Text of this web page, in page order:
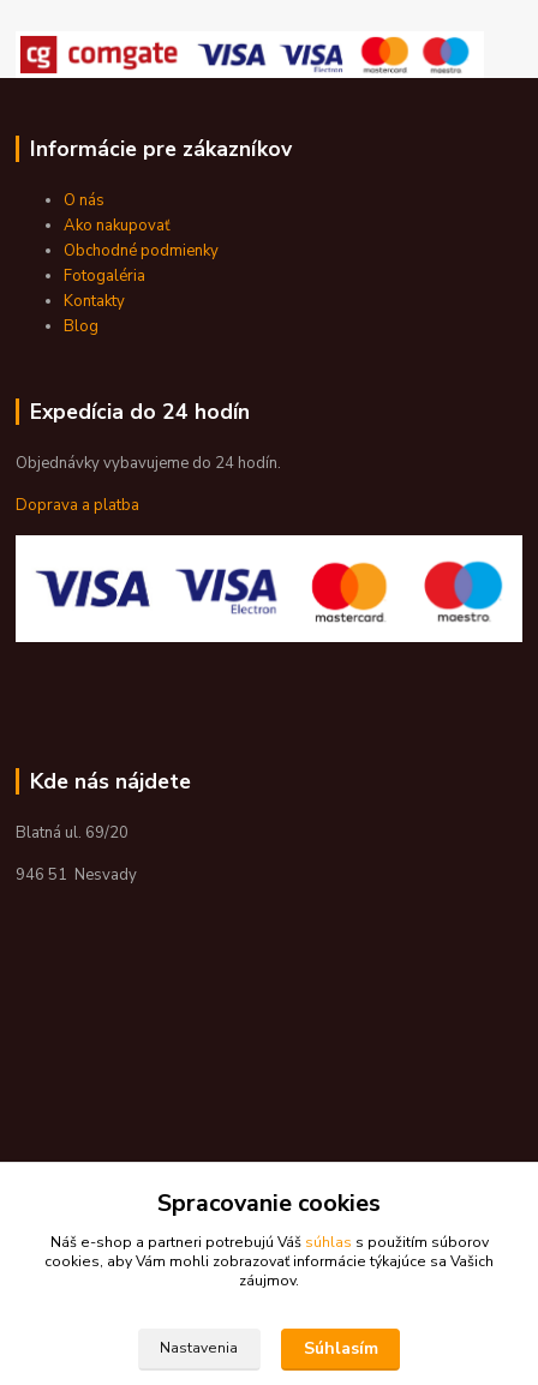
Informácie pre zákazníkov
O nás
Ako nakupovať
Obchodné podmienky
Fotogaléria
Kontakty
Blog
Expedícia do 24 hodín
Objednávky vybavujeme do 24 hodín.
Doprava a platba
Kde nás nájdete
Blatná ul. 69/20
946 51 Nesvady
+421 948 776 224
Spracovanie cookies
Náš e-shop a partneri potrebujú Váš súhlas s použitím súborov
cookies, aby Vám mohli zobrazovať informácie týkajúce sa Vašich
záujmov.
Nastavenia Súhlasím